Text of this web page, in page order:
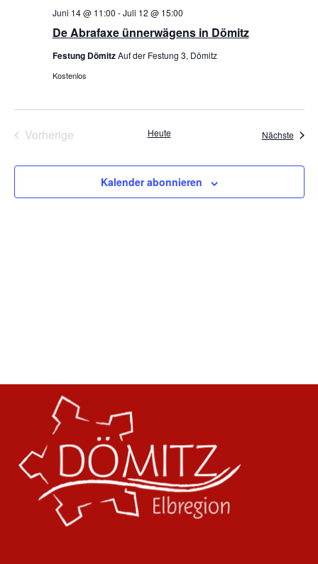
De Abrafaxe ünnerwägens in Dömitz
Juni 14 @ 11:00 -Juli 12 @ 15:00
Festung DömitzAuf der Festung 3, Dömitz
Kostenlos
VorherigeVeranstaltungenHeute Nächste
Kalender abonnieren